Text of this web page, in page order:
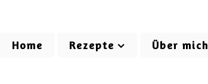
Home Rezepte Über mich